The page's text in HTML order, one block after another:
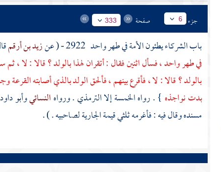
جزء 6 صفحة 333
باب الشركاء يطئون الأمة في طهر واحد زيد بن أرقم
في طهر واحد ، فسأل اثنين فقال : أتقران لهذا بالولد ؟ قالا : لا ، ثم
بالولد ؟ قالا : لا ، فأقرع بينهم ، فألحق الولد بالذي أصابته
بدت نواجذه } . رواه الخمسة إلاالترمذي. ورواهالنسائيوأبو داود
مسنده وقال فيه : فأغرمه ثلثي قيمة الجارية لصاحبيه . ) .